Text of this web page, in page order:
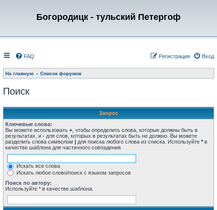
Богородицк - тульский Петергоф
FAQ Вход
Регистрация
На главную Список форумов
Поиск
Запрос
Ключевые слова:
Вы можете использовать + , чтобы определить слова, которые должны быть в
результатах, и - для слов, которых в результатах быть не должно. Вы можете
разделить слова символом | для поиска любого слова из списка. Используйте * в
качестве шаблона для частичного совпадения.
Искать все слова
Искать любое слово/поиск с языком запросов
Поиск по автору:
Используйте * в качестве шаблона.